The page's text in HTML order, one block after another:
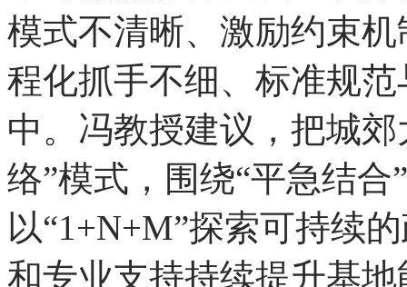
体系与供应链短板，在
市应急保供体系建设。
建设总体仍处于探索磨
维”仍然较为普遍，“平
模式不清晰、激励约束
程化抓手不细、标准规